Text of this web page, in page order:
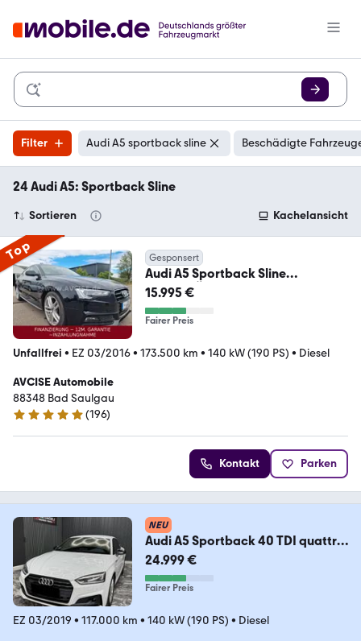
Filter Audi A5 sportback sline Beschädigte
24 Audi A5: Sportback Sline
Sortieren Kachelansicht
Top Gesponsert
Audi A5 Sportback Sline
*2.HD~TÜV&KD NEU~AHK*
15.995 €
Fairer Preis
Unfallfrei • EZ 03/2016• 173.500 km • 140 kW (190 PS) • Diesel
AVCISE Automobile
88348 Bad Saulgau
5 Sterne
(196)
Kontakt Parken
NEU
Audi A5 Sportback 40 TDI quattro
sport Sline
24.999 €
Fairer Preis
EZ 03/2019 • 117.000 km • 140 kW (190 PS) • Diesel